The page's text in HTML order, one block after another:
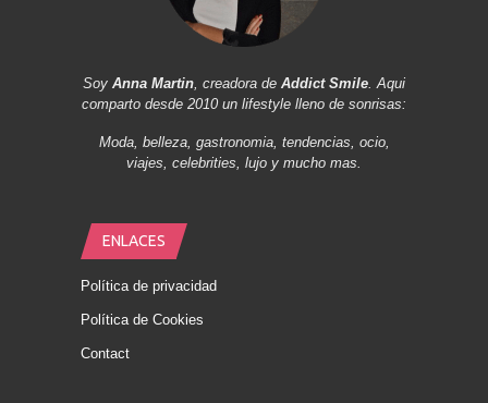
Soy Anna Martin, creadora de Addict Smile. Aqui
comparto desde 2010 un lifestyle lleno de sonrisas:
Moda, belleza, gastronomia, tendencias, ocio,
viajes, celebrities, lujo y mucho mas.
ENLACES
Política de privacidad
Política de Cookies
Contact